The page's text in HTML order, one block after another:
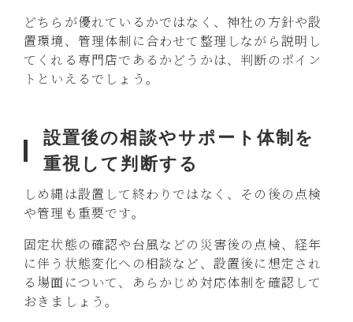
どちらが優れているかではなく、神社の方針や設
置環境、管理体制に合わせて整理しながら説明し
てくれる専門店であるかどうかは、判断のポイン
トといえるでしょう。
設置後の相談やサポート体制を
重視して判断する
しめ縄は設置して終わりではなく、その後の点検
や管理も重要です。
固定状態の確認や台風などの災害後の点検、経年
に伴う状態変化への相談など、設置後に想定され
る場面について、あらかじめ対応体制を確認して
おきましょう。